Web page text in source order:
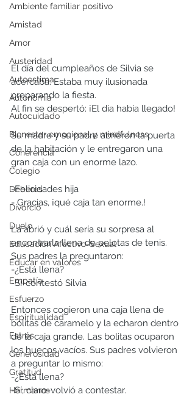
Ambiente familiar positivo
Amistad
Amor
Austeridad
Autoestima
Autonomía
Autocuidado
Bienestar emocional y mindfulness
Coherencia
Colegio
Deberes
Divorcio
Duelo
Educación Afectivo-Sexual
Educar en valores
Empatía
Esfuerzo
Espiritualidad
Estrés
Generosidad
Gratitud
Hermanos
El día del cumpleaños de Silvia se
acercaba. Estaba muy ilusionada
preparando la fiesta.
Al fin se despertó: ¡El día había llegado!
Su madre y su padre abrieron la puerta
de la habitación y le entregaron una
gran caja con un enorme lazo.
-Felicidades hija
- Gracias, ¡qué caja tan enorme.!
La abrió y cuál sería su sorpresa al
encontrarla llena de pelotas de tenis.
Sus padres la preguntaron:
-¿Está llena?
-Sí-contestó Silvia
Entonces cogieron una caja llena de
bolitas de caramelo y la echaron dentro
de la caja grande. Las bolitas ocuparon
los huecos vacíos. Sus padres volvieron
a preguntar lo mismo:
-¿Está llena?
-Sí, claro-volvió a contestar.